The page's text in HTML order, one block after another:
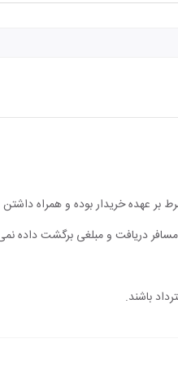
عهده خریدار بوده و همراه
مسافر دریافت و مبلغی برگشت داده
باشند.